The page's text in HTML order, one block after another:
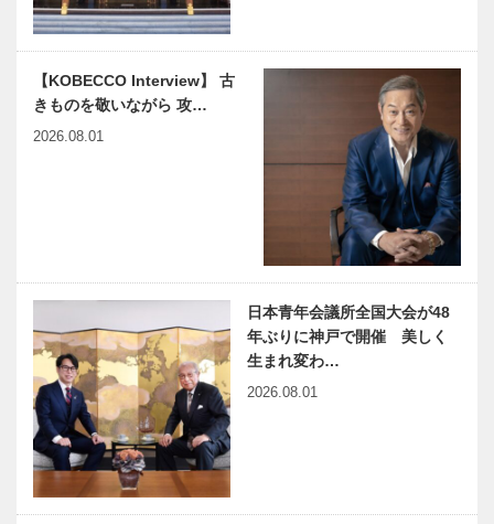
【KOBECCO Interview】 古
きものを敬いながら 攻…
2026.08.01
日本青年会議所全国大会が48
年ぶりに神戸で開催 美しく
生まれ変わ…
2026.08.01